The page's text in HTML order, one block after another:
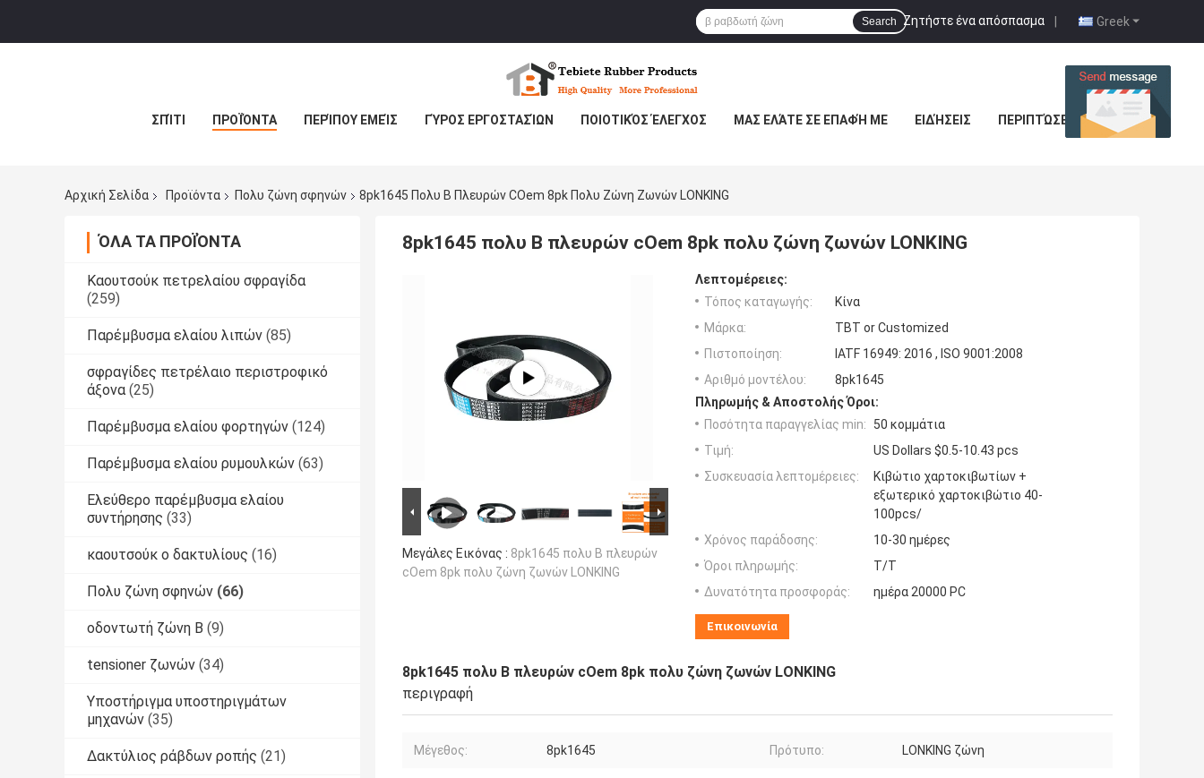
Greek
Ζητήστε ένα απόσπασμα |
Search
ΣΠΊΤΙ ΠΡΟΪΌΝΤΑ ΠΕΡΊΠΟΥ ΕΜΕΊΣ ΓΎΡΟΣ ΕΡΓΟΣΤΑΣΊΩΝ ΠΟΙΟΤΙΚΌΣ ΈΛΕΓΧΟΣ ΜΑΣ ΕΛΆΤΕ ΣΕ ΕΠΑΦΉ ΜΕ ΕΙΔΉΣΕΙΣ ΠΕΡΙΠΤΏΣΕΙΣ
Αρχική Σελίδα Προϊόντα Πολυ ζώνη σφηνών 8pk1645 Πολυ Β Πλευρών COem 8pk Πολυ Ζώνη Ζωνών LONKING
ΌΛΑ ΤΑ ΠΡΟΪΌΝΤΑ
Καουτσούκ πετρελαίου σφραγίδα
(259)
Παρέμβυσμα ελαίου λιπών (85)
σφραγίδες πετρέλαιο περιστροφικό
άξονα (25)
Παρέμβυσμα ελαίου φορτηγών (124)
Παρέμβυσμα ελαίου ρυμουλκών (63)
Ελεύθερο παρέμβυσμα ελαίου
συντήρησης (33)
καουτσούκ o δακτυλίους (16)
Πολυ ζώνη σφηνών (66)
οδοντωτή ζώνη Β (9)
tensioner ζωνών (34)
Υποστήριγμα υποστηριγμάτων
μηχανών (35)
Δακτύλιος ράβδων ροπής (21)
8pk1645 πολυ Β πλευρών cOem 8pk πολυ ζώνη ζωνών LONKING
Μεγάλες Εικόνας : 8pk1645 πολυ Β πλευρών
cOem 8pk πολυ ζώνη ζωνών LONKING
Λεπτομέρειες:
Τόπος καταγωγής:
Κίνα
Μάρκα:
TBT or Customized
Πιστοποίηση:
IATF 16949: 2016 , ISO 9001:2008
Αριθμό μοντέλου:
8pk1645
Πληρωμής & Αποστολής Όροι:
Ποσότητα παραγγελίας min:
50 κομμάτια
Τιμή:
US Dollars $0.5-10.43 pcs
Συσκευασία λεπτομέρειες:
Κιβώτιο χαρτοκιβωτίων +
εξωτερικό χαρτοκιβώτιο 40-
100pcs/
Χρόνος παράδοσης:
10-30 ημέρες
Όροι πληρωμής:
T/T
Δυνατότητα προσφοράς:
ημέρα 20000 PC
Επικοινωνία
8pk1645 πολυ Β πλευρών cOem 8pk πολυ ζώνη ζωνών LONKING
περιγραφή
Μέγεθος: 8pk1645 Πρότυπο: LONKING ζώνη